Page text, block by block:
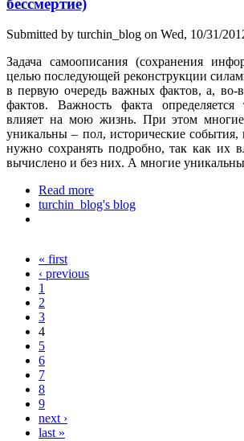
Submitted by turchin_blog on Wed, 10/31/
Задача самоописания (сохранения
целью последующей реконструкции
в первую очередь важных фактов, а, во-
фактов. Важность факта
влияет на мою жизнь. При этом
уникальны – пол, исторические
нужно сохранять подробно, так как их
вычислено и без них. А многие
Read more
бессмертие)
turchin_blog's blog
Pages« first
‹ previous
1
2
3
4
5
6
7
8
9
next ›
last »